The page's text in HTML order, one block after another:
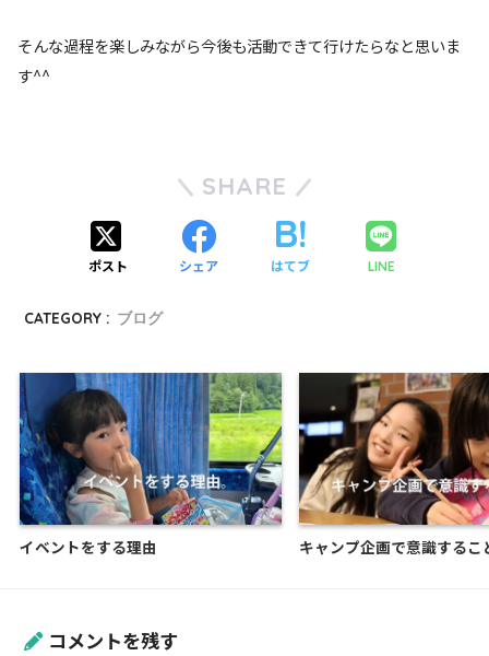
そんな過程を楽しみながら今後も活動できて行けたらなと思いま
す^^
SHARE
ポスト シェア はてブ LINE
CATEGORY : ブログ
イベントをする理由 キャンプ企画で意識するこ
コメントを残す